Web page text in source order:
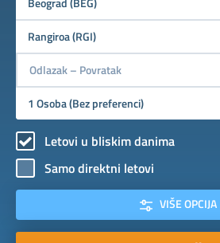
Letovi u bliskim danima
Samo direktni letovi
VIŠE OPCIJA